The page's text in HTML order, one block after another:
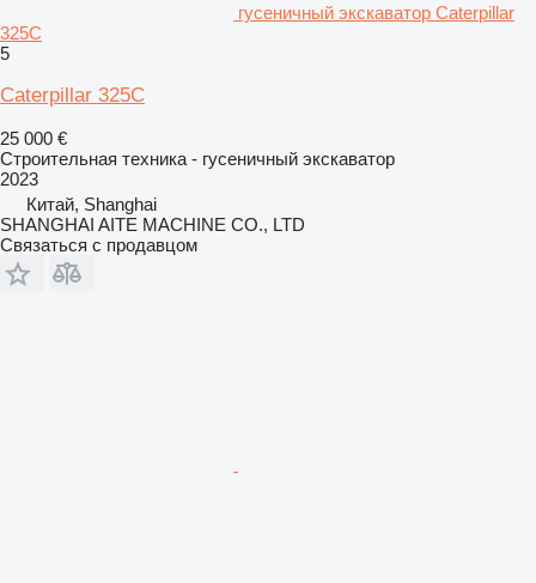
гусеничный экскаватор Caterpillar
325C
5
Caterpillar 325C
25 000 €
Строительная техника - гусеничный экскаватор
2023
Китай, Shanghai
SHANGHAI AITE MACHINE CO., LTD
Связаться с продавцом